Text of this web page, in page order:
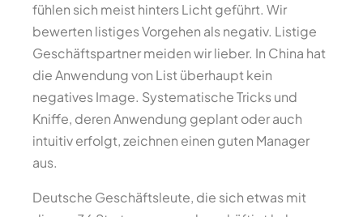
fühlen sich meist hinters Licht geführt. Wir
bewerten listiges Vorgehen als negativ. Listige
Geschäftspartner meiden wir lieber. In China hat
die Anwendung von List überhaupt kein
negatives Image. Systematische Tricks und
Kniffe, deren Anwendung geplant oder auch
intuitiv erfolgt, zeichnen einen guten Manager
aus.
Deutsche Geschäftsleute, die sich etwas mit